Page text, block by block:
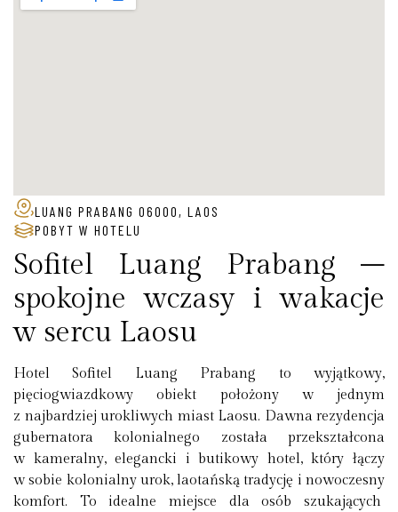
LUANG PRABANG 06000, LAOS
POBYT W HOTELU
Sofitel Luang Prabang –
spokojne wczasy i wakacje
w sercu Laosu
Hotel Sofitel Luang Prabang to wyjątkowy,
pięciogwiazdkowy obiekt położony w jednym
z najbardziej urokliwych miast Laosu. Dawna rezydencja
gubernatora kolonialnego została przekształcona
w kameralny, elegancki i butikowy hotel, który łączy
w sobie kolonialny urok, laotańską tradycję i nowoczesny
komfort. To idealne miejsce dla osób szukających